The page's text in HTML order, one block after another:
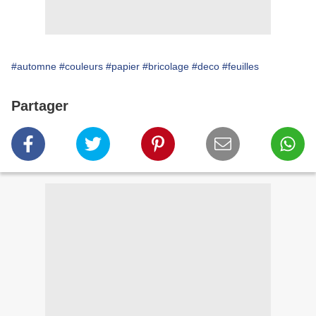
#automne #couleurs #papier #bricolage #deco #feuilles
Partager